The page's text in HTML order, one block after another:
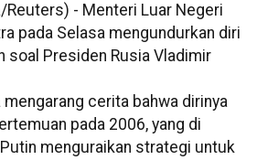
- Menteri Luar Negeri
pada Selasa mengundurkan diri
soal Presiden Rusia Vladimir
cerita bahwa dirinya
pada 2006, yang di
menguraikan strategi untuk